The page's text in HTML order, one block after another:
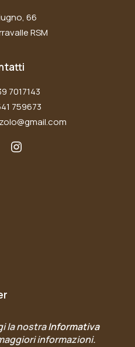
66
RSM
7017143
759673
la nostraInformativa
informazioni.